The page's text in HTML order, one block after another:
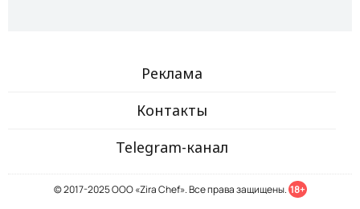
Реклама
Контакты
Telegram-канал
© 2017-2025 ООО «Zira Chef». Все права защищены. 18+